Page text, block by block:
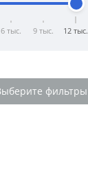
6 тыс. 9 тыс. 12 тыс.
фильтры